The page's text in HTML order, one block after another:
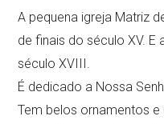
A pequena igreja Matriz
de finais do século XV.
século XVIII.
É dedicado a Nossa
Tem belos ornamentos